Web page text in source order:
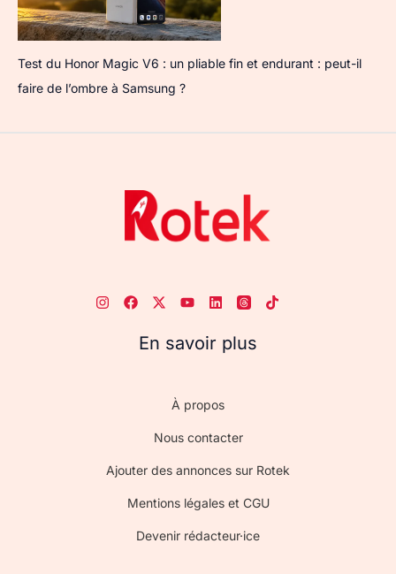
Test du Honor Magic V6 : un pliable fin et endurant : peut-il
faire de l’ombre à Samsung ?
En savoir plus
À propos
Nous contacter
Ajouter des annonces sur Rotek
Mentions légales et CGU
Devenir rédacteur·ice